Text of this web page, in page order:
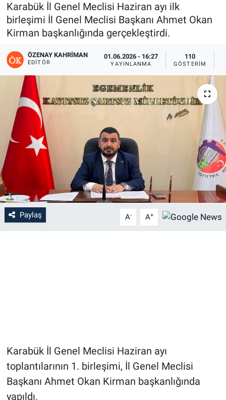
Karabük İl Genel Meclisi Haziran ayı ilk
birleşimi İl Genel Meclisi Başkanı Ahmet Okan
Kirman başkanlığında gerçekleştirdi.
ÖZENAY KAHRIMAN
EDITÖR
01.06.2026 - 16:27
YAYINLANMA
110
GÖSTERIM
Paylaş A- A+
Karabük İl Genel Meclisi Haziran ayı
toplantılarının 1. birleşimi, İl Genel Meclisi
Başkanı Ahmet Okan Kirman başkanlığında
yapıldı.